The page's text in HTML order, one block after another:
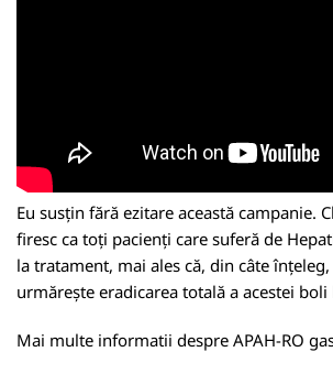
Eu susțin fără ezitare această campanie.
firesc ca toți pacienți care suferă de
la tratament, mai ales că, din câte
urmărește eradicarea totală a acestei
Mai multe informatii despre APAH-RO